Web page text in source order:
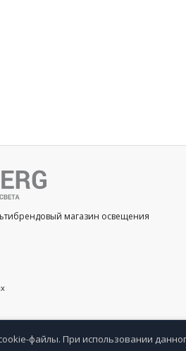
магазин освещения
файлы. При использовании